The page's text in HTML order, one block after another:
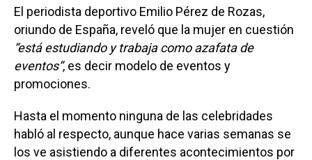
El periodista deportivo Emilio Pérez de Rozas,
oriundo de España, reveló que la mujer en cuestión
“está estudiando y trabaja como azafata de
eventos”, es decir modelo de eventos y
promociones.
Hasta el momento ninguna de las celebridades
habló al respecto, aunque hace varias semanas se
los ve asistiendo a diferentes acontecimientos por